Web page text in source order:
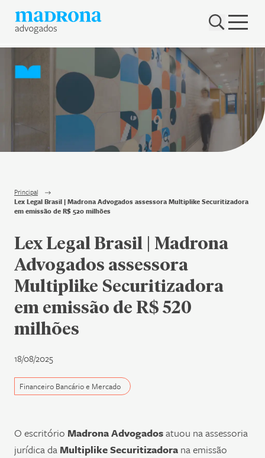
Nenhum resultado encontrado
Hub Madrona
Vem ser Madrona
Proteção e Privacidade de dados
Contato
Newsletter
Principal
Lex Legal Brasil | Madrona Advogados assessora Multiplike Securitizadora
em emissão de R$ 520 milhões
Lex Legal Brasil | Madrona
Advogados assessora
Multiplike Securitizadora
em emissão de R$ 520
milhões
18/08/2025
Financeiro Bancário e Mercado
O escritório Madrona Advogadosatuou na assessoria
jurídica da Multiplike Securitizadora na emissão